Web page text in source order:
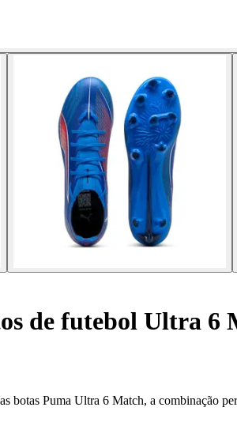
de futebol Ultra 6
botas Puma Ultra 6 Match, a combinação